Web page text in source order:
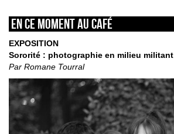
En ce moment au café
EXPOSITION
Sororité : photographie en milieu militant
Par Romane Tourral